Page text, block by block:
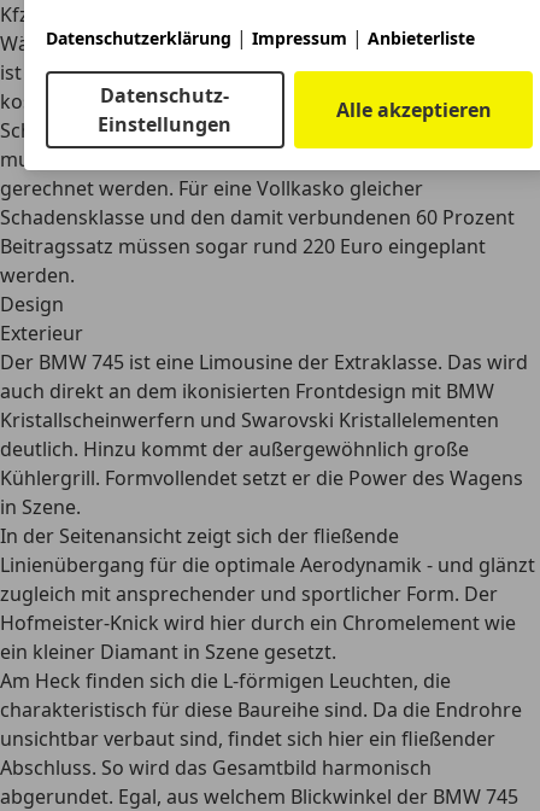
Kfz-Steuer für den BMW 745 liegt bei rund 300 Euro im Jahr.
Während sie damit in einem sehr guten Preisrahmen liegt,
ist die Einstufung bei den Versicherungskosten deutlich
kostenintensiver. Bei einer Haftpflicht mit einer
Schadensfreiheitsklasse von 0 und 95 Prozent Beitragssatz
muss mit einem Preis von etwa 100 Euro monatlich
gerechnet werden. Für eine Vollkasko gleicher
Schadensklasse und den damit verbundenen 60 Prozent
Beitragssatz müssen sogar rund 220 Euro eingeplant
werden.
Design
Exterieur
Der BMW 745 ist eine Limousine der Extraklasse. Das wird
auch direkt an dem ikonisierten Frontdesign mit BMW
Kristallscheinwerfern und Swarovski Kristallelementen
deutlich. Hinzu kommt der außergewöhnlich große
Kühlergrill. Formvollendet setzt er die Power des Wagens
in Szene.
In der Seitenansicht zeigt sich der fließende
Linienübergang für die optimale Aerodynamik - und glänzt
zugleich mit ansprechender und sportlicher Form. Der
Hofmeister-Knick wird hier durch ein Chromelement wie
ein kleiner Diamant in Szene gesetzt.
Am Heck finden sich die L-förmigen Leuchten, die
charakteristisch für diese Baureihe sind. Da die Endrohre
unsichtbar verbaut sind, findet sich hier ein fließender
Abschluss. So wird das Gesamtbild harmonisch
abgerundet. Egal, aus welchem Blickwinkel der BMW 745
Datenschutzerklärung | Impressum | Anbieterliste
Datenschutz-
Einstellungen
Alle akzeptieren